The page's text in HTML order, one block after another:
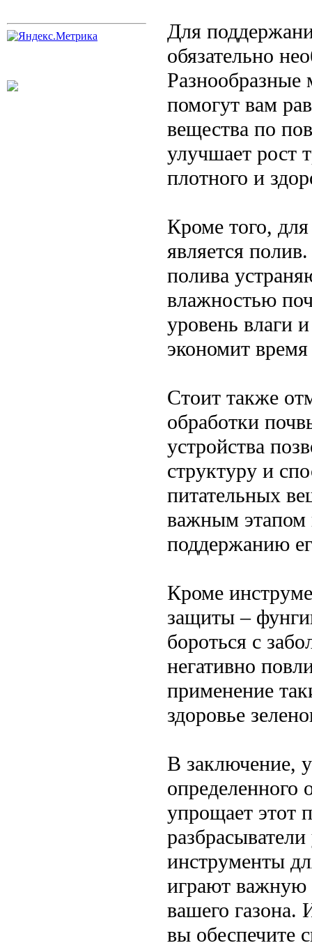
Для
обязательно
Разнообразные
помогут вам
вещества по
улучшает рост
плотного и
Кроме того,
является
полива
влажностью
уровень влаги
экономит
Стоит также
обработки
устройства
структуру и
питательных
важным этапом
поддержанию
Кроме
защиты –
бороться с
негативно
применение
здоровье
В заключение,
определенного
упрощает этот
инструменты
играют важную
вашего газона.
вы обеспечите